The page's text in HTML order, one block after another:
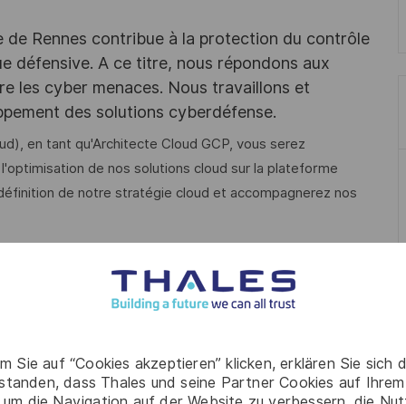
Sie auf “Cookies akzeptieren” klicken, erklären Sie sich
dass Thales und seine Partner Cookies auf
Rennes contribue à la protection du contrôle
défensive. A ce titre, nous répondons aux
les cyber menaces. Nous travaillons et
des solutions cyberdéfense.
en tant qu'Architecte Cloud GCP, vous serez
de nos solutions cloud sur la plateforme
de notre stratégie cloud et accompagnerez nos
de besoin afin de proposer une solution
et non-fonctionnelles. Comprendre les
technique de l’Entreprise et les besoins de sécurité,
de l’Entreprise.